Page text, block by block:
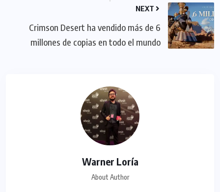
NEXT
Crimson Desert ha vendido más de 6
millones de copias en todo el mundo
Warner Loría
About Author